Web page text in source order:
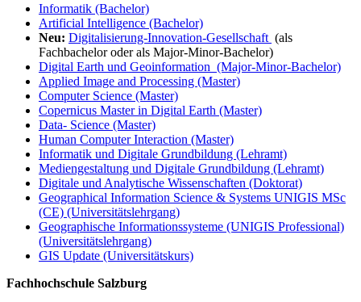
Informatik (Bachelor)
Artificial Intelligence (Bachelor)
Neu: Digitalisierung-Innovation-Gesellschaft (als
Fachbachelor oder als Major-Minor-Bachelor)
Digital Earth und Geoinformation (Major-Minor-Bachelor)
Applied Image and Processing (Master)
Computer Science (Master)
Copernicus Master in Digital Earth (Master)
Data- Science (Master)
Human Computer Interaction (Master)
Informatik und Digitale Grundbildung (Lehramt)
Mediengestaltung und Digitale Grundbildung (Lehramt)
Digitale und Analytische Wissenschaften (Doktorat)
Geographical Information Science & Systems UNIGIS MSc
(CE) (Universitätslehrgang)
Geographische Informationssysteme (UNIGIS Professional)
(Universitätslehrgang)
GIS Update (Universitätskurs)
Fachhochschule Salzburg